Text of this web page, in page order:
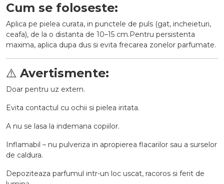
Cum se foloseste:
Aplica pe pielea curata, in punctele de puls (gat, incheieturi,
ceafa), de la o distanta de 10–15 cm.Pentru persistenta
maxima, aplica dupa dus si evita frecarea zonelor parfumate.
⚠️ Avertismente:
Doar pentru uz extern.
Evita contactul cu ochii si pielea iritata.
A nu se lasa la indemana copiilor.
Inflamabil – nu pulveriza in apropierea flacarilor sau a surselor
de caldura.
Depoziteaza parfumul intr-un loc uscat, racoros si ferit de